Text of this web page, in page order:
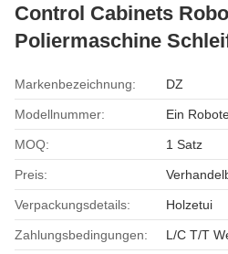
Control Cabinets
Poliermaschine
Markenbezeichnung: DZ
Modellnummer: Ein
MOQ: 1 Satz
Preis:
Verpackungsdetails: Holzetui
Zahlungsbedingungen: L/C T/T